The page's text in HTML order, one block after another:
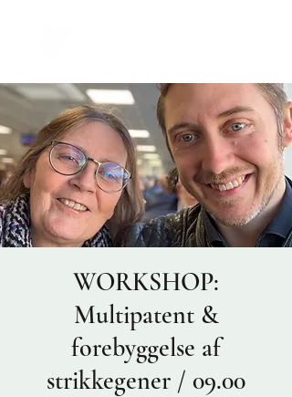
WORKSHOP:
Multipatent &
forebyggelse af
strikkegener / 09.00